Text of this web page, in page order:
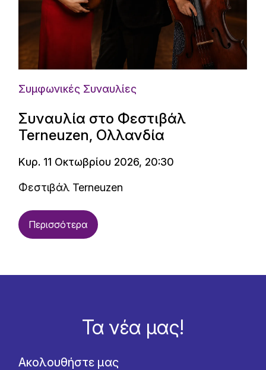
Συμφωνικές Συναυλίες
Συναυλία στο Φεστιβάλ
Terneuzen, Ολλανδία
Κυρ. 11 Οκτωβρίου 2026, 20:30
Φεστιβάλ Terneuzen
Περισσότερα
Τα νέα μας!
Ακολουθήστε μας